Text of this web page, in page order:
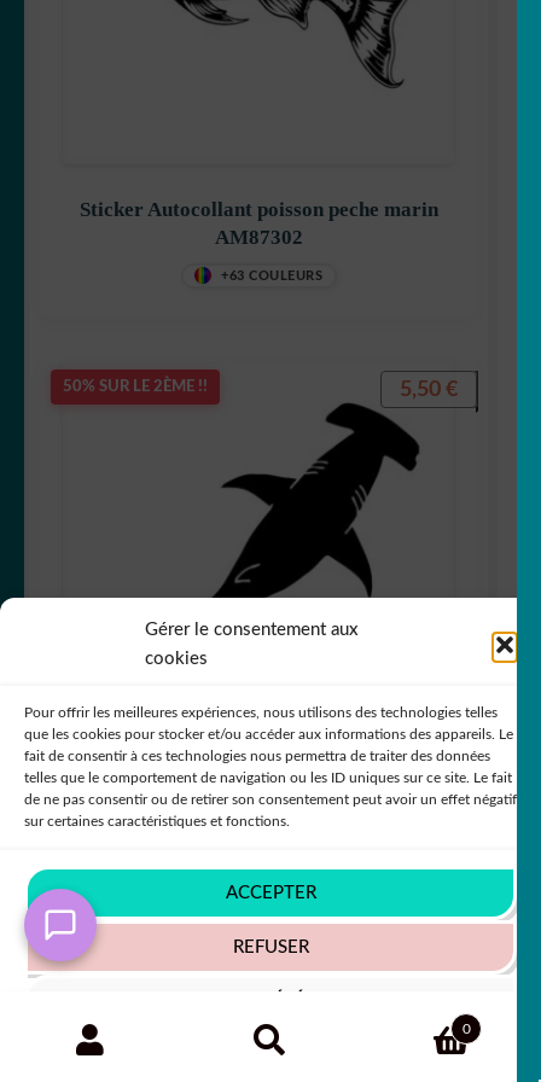
Gérer le consentement aux
cookies
Pour offrir les meilleures expériences, nous utilisons des technologies telles
que les cookies pour stocker et/ou accéder aux informations des appareils. Le
fait de consentir à ces technologies nous permettra de traiter des données
telles que le comportement de navigation ou les ID uniques sur ce site. Le fait
de ne pas consentir ou de retirer son consentement peut avoir un effet négatif
sur certaines caractéristiques et fonctions.
ACCEPTER
REFUSER
Politique de confidentialité
Sticker Autocollant poisson peche marin
AM87302
+63 COULEURS
50% SUR LE 2ÈME !!
Sticker Autocollant requin marteau marin
AM87301
5,50 €
50% SUR LE 2ÈME !! 5,50€
Recherche
RECHERCHE 0